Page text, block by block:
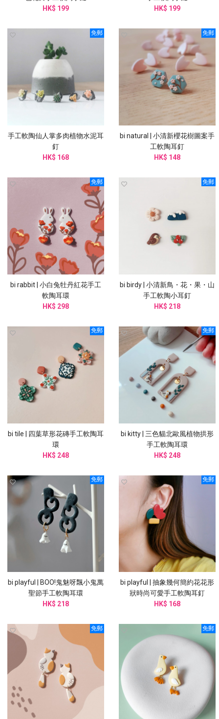
HK$ 199
HK$ 199
免郵
手工軟陶仙人掌多肉植物水泥耳
釘
HK$ 168
免郵
bi natural | 小清新櫻花樹圖案手
工軟陶耳釘
HK$ 148
免郵
bi rabbit | 小白兔牡丹紅花手工
軟陶耳環
HK$ 298
免郵
bi birdy | 小清新鳥・花・果・山
手工軟陶小耳釘
HK$ 218
免郵
bi tile | 四葉草形花磚手工軟陶耳
環
HK$ 248
免郵
bi kitty | 三色貓北歐風植物拱形
手工軟陶耳環
HK$ 248
免郵
bi playful | BOO!鬼魅呀飄小鬼萬
聖節手工軟陶耳環
HK$ 218
免郵
bi playful | 抽象幾何簡約花花形
狀時尚可愛手工軟陶耳釘
HK$ 168
免郵 免郵